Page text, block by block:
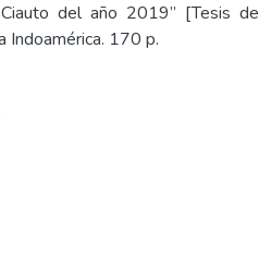
del año 2019” [Tesis de
Indoamérica. 170 p.